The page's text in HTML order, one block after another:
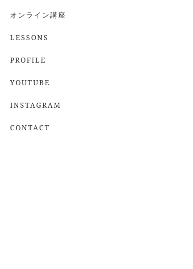
オンライン講座
LESSONS
PROFILE
YOUTUBE
INSTAGRAM
CONTACT